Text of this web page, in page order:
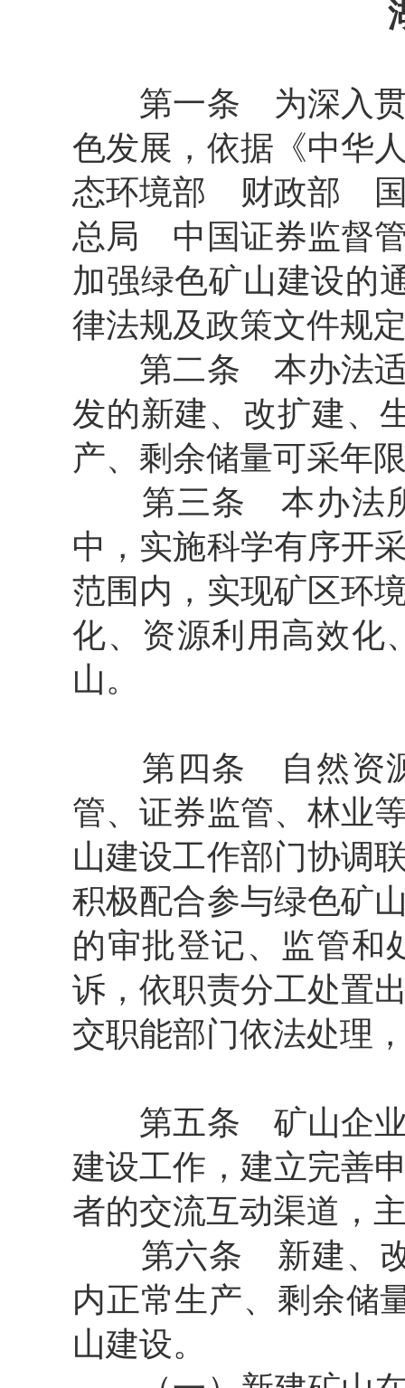
第一条 为深入
色发展，依据《中华
态环境部 财政部 国
总局 中国证券监督
加强绿色矿山建设的
律法规及政策文件规
第二条 本办法
发的新建、改扩建、
产、剩余储量可采年
第三条 本办法
中，实施科学有序开
范围内，实现矿区环
化、资源利用高效化
山。
第四条 自然资
管、证券监管、林业
山建设工作部门协调
积极配合参与绿色矿
的审批登记、监管和
诉，依职责分工处置
交职能部门依法处理
第五条 矿山企
建设工作，建立完善
者的交流互动渠道，
第六条 新建、
内正常生产、剩余储
山建设。